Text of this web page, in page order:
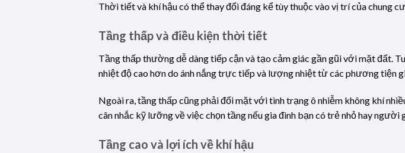
Thời tiết và khí hậu có thể thay đổi đáng kể tùy thuộc vào vị trí của chung
Tầng thấp và điều kiện thời tiết
Tầng thấp thường dễ dàng tiếp cận và tạo cảm giác gần gũi với mặt đất.
nhiệt độ cao hơn do ánh nắng trực tiếp và lượng nhiệt từ các phương tiện
Ngoài ra, tầng thấp cũng phải đối mặt với tình trạng ô nhiễm không khí
cân nhắc kỹ lưỡng về việc chọn tầng nếu gia đình bạn có trẻ nhỏ hay người
Tầng cao và lợi ích về khí hậu